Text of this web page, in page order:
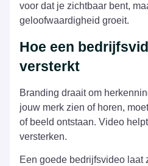
voor dat je zichtbaar bent,
geloofwaardigheid groeit.
Hoe een
versterkt
Branding draait om
jouw merk zien of horen,
of beeld ontstaan. Video
versterken.
Een goede bedrijfsvideo laat